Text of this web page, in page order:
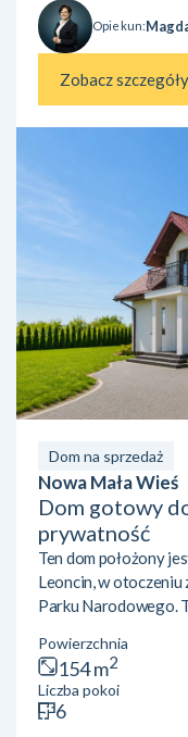
Opiekun:
Zobacz szczegóły
Dom na sprzedaż
Nowa Mała Wieś
Dom gotowy
prywatność
Ten dom położony
Leoncin, w
Parku Narodowego.
dojazdu do pracy, a
prywatność i jakość
mieście. To dom,
ani długich
Powierzchnia
154 m2
Liczba pokoi
6